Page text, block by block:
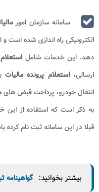
سامانه سازمان امور
الکترونیکی راه‌ اندازی شده است و
دهد. این خدمات شامل استعلام
ارسالی،استعلام پرونده مالیات
انتقال خودرو، پرداخت قبض های
به ذکر است که استفاده از این
قبلا در این سامانه ثبت نام کرده
بیشتر بخوانید: گواهینامه